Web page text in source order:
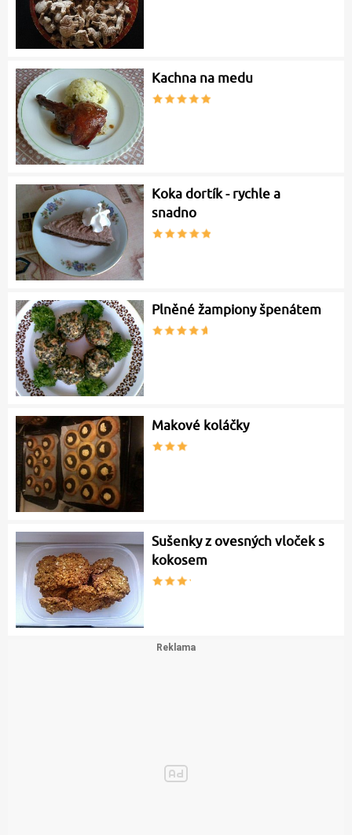
Kachna na medu
Koka dortík - rychle a
snadno
Plněné žampiony špenátem
Makové koláčky
Sušenky z ovesných vloček s
kokosem